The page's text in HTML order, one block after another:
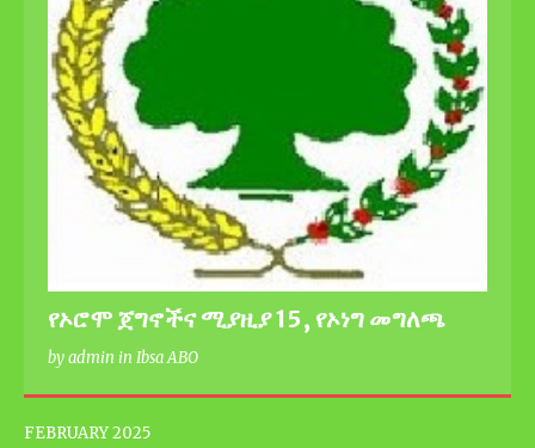
የኦሮሞ ጀግኖችና ሚያዚያ 15, የኦነግ መግለጫ
by admin in Ibsa ABO
FEBRUARY 2025